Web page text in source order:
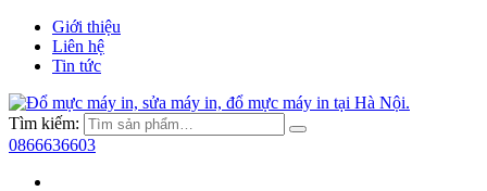
Giới thiệu
Liên hệ
Tin tức
Tìm kiếm:
0866636603